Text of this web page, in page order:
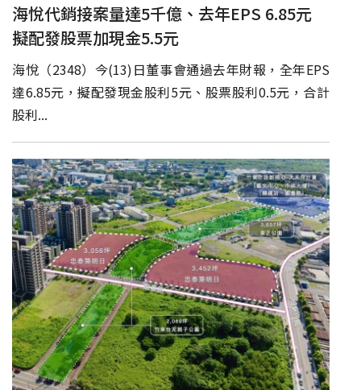
海悅代銷接案量達5千億、去年EPS 6.85元
擬配發股票加現金5.5元
海悅（2348）今(13)日董事會通過去年財報，全年EPS
達6.85元，擬配發現金股利5元、股票股利0.5元，合計
股利...